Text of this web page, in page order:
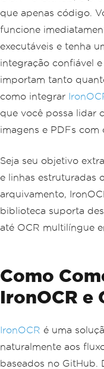
que apenas código.
funcione
executáveis e tenha
integração confiável
importam tanto
como integrar
que você possa lidar
imagens e PDFs com
Seja seu objetivo
e linhas estruturadas
arquivamento,
biblioteca suporta
até OCR multilíngue
Como
IronOCR e
IronOCR é uma
naturalmente aos
baseados no GitHub.